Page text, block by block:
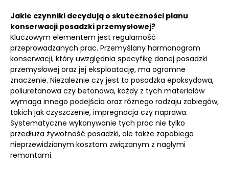
Jakie czynniki decydują o skuteczności planu
konserwacji posadzki przemysłowej?
Kluczowym elementem jest regularność
przeprowadzanych prac. Przemyślany harmonogram
konserwacji, który uwzględnia specyfikę danej posadzki
przemysłowej oraz jej eksploatację, ma ogromne
znaczenie. Niezależnie czy jest to posadzka epoksydowa,
poliuretanowa czy betonowa, każdy z tych materiałów
wymaga innego podejścia oraz różnego rodzaju zabiegów,
takich jak czyszczenie, impregnacja czy naprawa.
Systematyczne wykonywanie tych prac nie tylko
przedłuża żywotność posadzki, ale także zapobiega
nieprzewidzianym kosztom związanym z nagłymi
remontami.